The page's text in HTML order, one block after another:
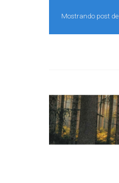
Mostrando post de